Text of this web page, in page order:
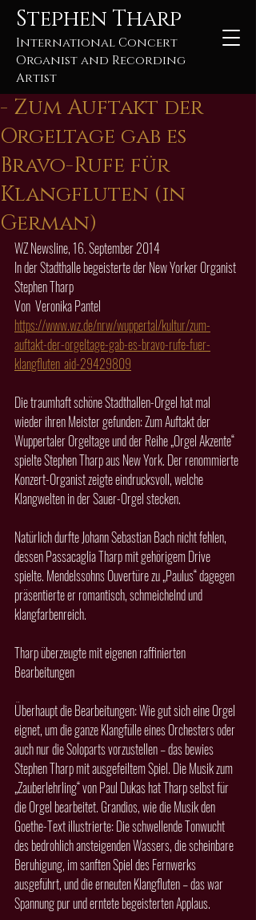
Stephen Tharp
International Concert
Organist and Recording
Artist
- Zum Auftakt der
Orgeltage gab es
Bravo-Rufe für
Klangfluten (in
German)
WZ Newsline, 16. September 2014
In der Stadthalle begeisterte der New Yorker Organist
Stephen Tharp
Von  Veronika Pantel
https://www.wz.de/nrw/wuppertal/kultur/zum-
auftakt-der-orgeltage-gab-es-bravo-rufe-fuer-
klangfluten_aid-29429809
Die traumhaft schöne Stadthallen-Orgel hat mal
wieder ihren Meister gefunden: Zum Auftakt der
Wuppertaler Orgeltage und der Reihe „Orgel Akzente“
spielte Stephen Tharp aus New York. Der renommierte
Konzert-Organist zeigte eindrucksvoll, welche
Klangwelten in der Sauer-Orgel stecken.
Natürlich durfte Johann Sebastian Bach nicht fehlen,
dessen Passacaglia Tharp mit gehörigem Drive
spielte. Mendelssohns Ouvertüre zu „Paulus“ dagegen
präsentierte er romantisch, schmeichelnd und
klangfarbenreich.
Tharp überzeugte mit eigenen raffinierten
Bearbeitungen
Überhaupt die Bearbeitungen: Wie gut sich eine Orgel
eignet, um die ganze Klangfülle eines Orchesters oder
auch nur die Soloparts vorzustellen – das bewies
Stephen Tharp mit ausgefeiltem Spiel. Die Musik zum
„Zauberlehrling“ von Paul Dukas hat Tharp selbst für
die Orgel bearbeitet. Grandios, wie die Musik den
Goethe-Text illustrierte: Die schwellende Tonwucht
des bedrohlich ansteigenden Wassers, die scheinbare
Beruhigung, im sanften Spiel des Fernwerks
ausgeführt, und die erneuten Klangfluten – das war
Spannung pur und erntete begeisterten Applaus.